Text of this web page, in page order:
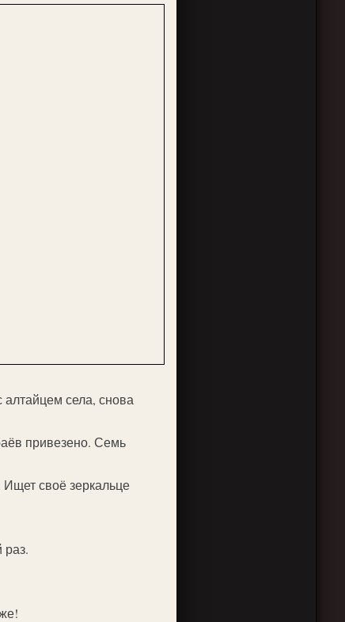
села, снова
привезено. Семь
своё зеркальце
раз.